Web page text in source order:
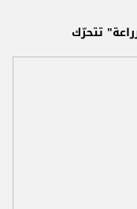
تتحرّك